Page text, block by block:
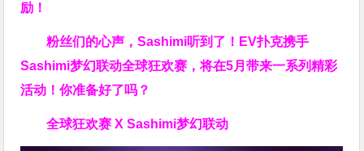
励！
粉丝们的心声，Sashimi听到了！EV扑克携手
Sashimi梦幻联动全球狂欢赛，将在5月带来一系列精彩
活动！你准备好了吗？
全球狂欢赛 X Sashimi梦幻联动